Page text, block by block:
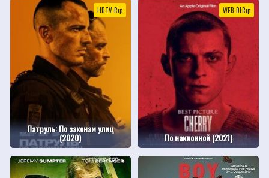
HDTV-Rip
Патруль: По законам улиц
(2020)
WEB-DLRip
По наклонной (2021)